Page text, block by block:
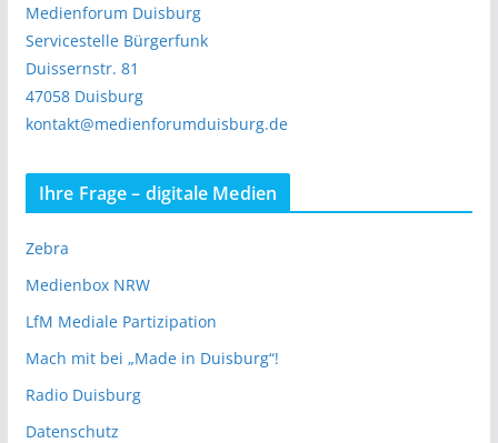
Medienforum Duisburg
Servicestelle Bürgerfunk
Duissernstr. 81
47058 Duisburg
kontakt@medienforumduisburg.de
Ihre Frage – digitale Medien
Zebra
Medienbox NRW
LfM Mediale Partizipation
Mach mit bei „Made in Duisburg“!
Radio Duisburg
Datenschutz